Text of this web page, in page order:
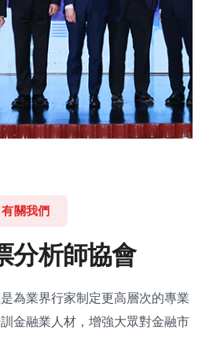
有關我們
分析師協會
為業界行家制定更高層次的專業
金融業人材，增強大眾對金融市